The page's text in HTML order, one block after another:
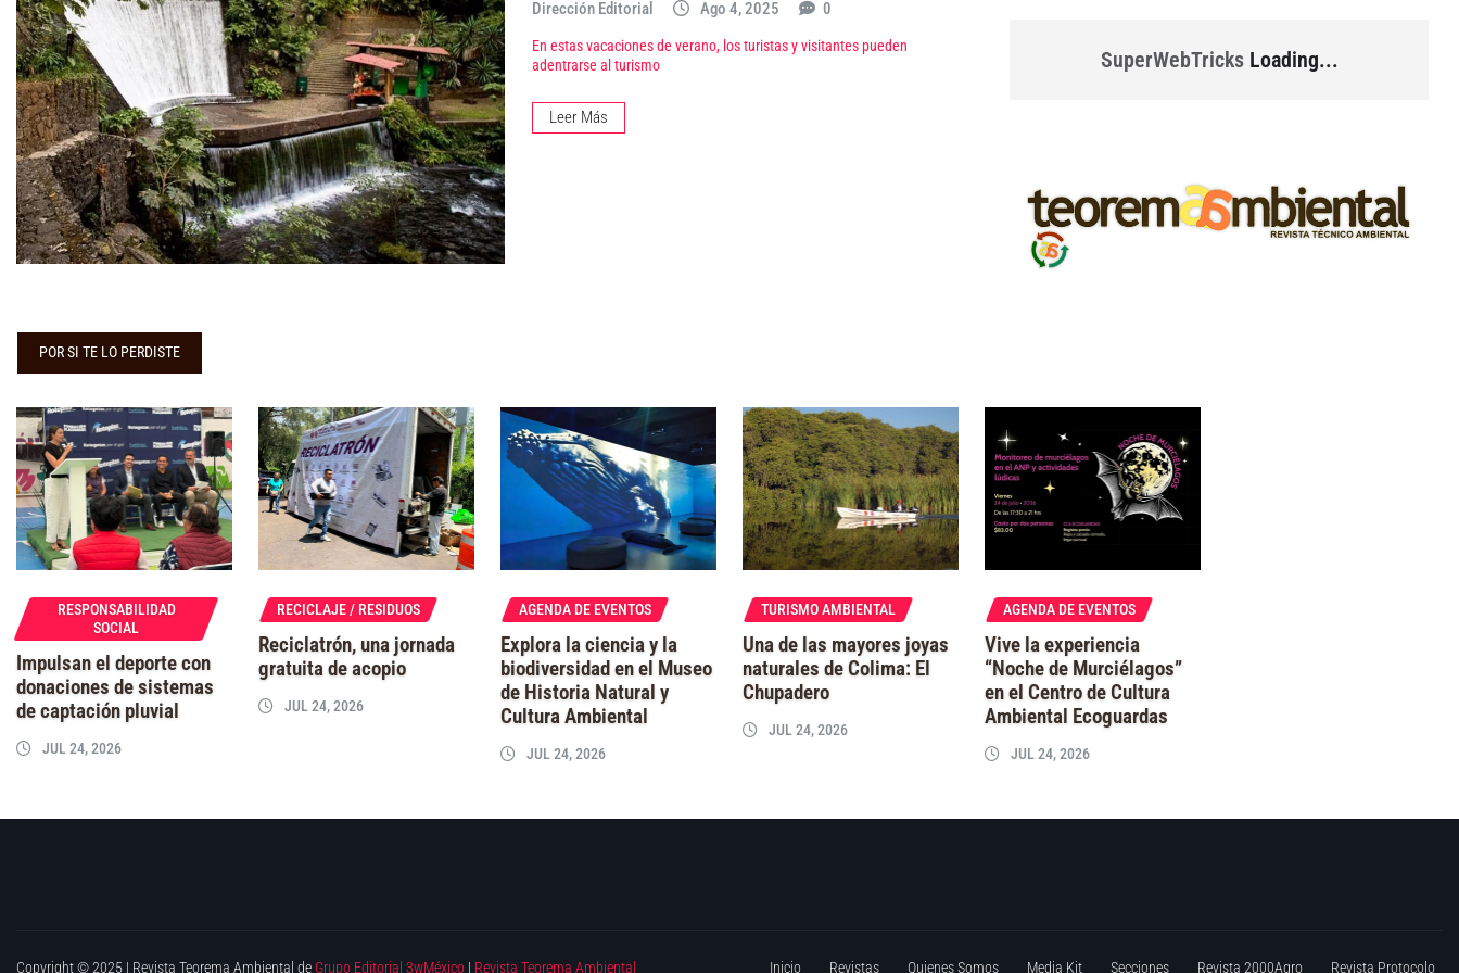
Dirección Editorial Ago 4, 2025 0
En estas vacaciones de verano, los turistas y visitantes pueden
adentrarse al turismo
Leer Más
SuperWebTricksLoading...
POR SI TE LO PERDISTE
RESPONSABILIDAD
SOCIAL
Impulsan el deporte con
donaciones de sistemas
de captación pluvial
JUL 24, 2026
RECICLAJE / RESIDUOS
Reciclatrón, una jornada
gratuita de acopio
JUL 24, 2026
AGENDA DE EVENTOS
Explora la ciencia y la
biodiversidad en el Museo
de Historia Natural y
Cultura Ambiental
JUL 24, 2026
TURISMO AMBIENTAL
Una de las mayores joyas
naturales de Colima: El
Chupadero
JUL 24, 2026
AGENDA DE EVENTOS
Vive la experiencia
“Noche de Murciélagos”
en el Centro de Cultura
Ambiental Ecoguardas
JUL 24, 2026
Copyright © 2025 | Revista Teorema Ambiental de Grupo Editorial 3wMéxico | Revista Teorema Ambiental Inicio Revistas Quienes Somos Media Kit Secciones Revista 2000Agro Revista Protocolo